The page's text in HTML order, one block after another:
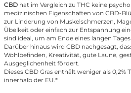
CBD hat im Vergleich zu THC keine
medizinischen Eigenschaften von CBD-
zur Linderung von Muskelschmerzen,
Übelkeit oder einfach zur Entspannung
sind ideal, um am Ende eines langen
Darüber hinaus wird CBD nachgesagt,
Wohlbefinden, Kreativität, gute Laune,
Ausgeglichenheit fördert.
Dieses CBD Gras enthält weniger als 0,2%
innerhalb der EU.*